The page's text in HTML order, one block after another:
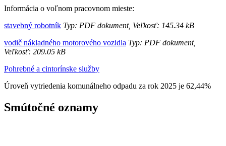
Informácia o voľnom pracovnom mieste:
stavebný robotník Typ: PDF dokument, Veľkosť: 145.34 kB
vodič nákladného motorového vozidla Typ: PDF dokument,
Veľkosť: 209.05 kB
Pohrebné a cintorínske služby
Úroveň vytriedenia komunálneho odpadu za rok 2025 je 62,44%
Smútočné oznamy